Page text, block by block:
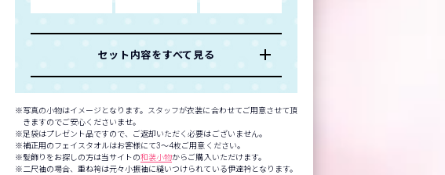
セット内容をすべて見る
写真の小物はイメージとなります。スタッフが衣装に合わせてご用意させて頂
きますのでご安心くださいませ。
足袋はプレゼント品ですので、ご返却いただく必要はございません。
補正用のフェイスタオルはお客様にて3～4枚ご用意ください。
髪飾りをお探しの方は当サイトの和装小物からご購入いただけます。
二尺袖の場合、重ね袴は元々小振袖に縫いつけられている伊達衿となります。